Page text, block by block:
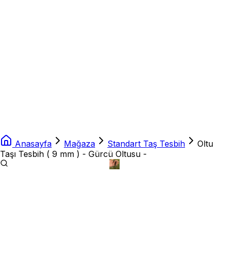
Anasayfa Mağaza Standart Taş Tesbih
Oltu
Taşı Tesbih ( 9 mm ) - Gürcü Oltusu -